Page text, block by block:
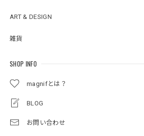
ART & DESIGN
雑貨
SHOP INFO
magnifとは？
BLOG
お問い合わせ